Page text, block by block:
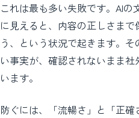
これは最も多い失敗です。AIの
に見えると、内容の正しさま
う、という状況で起きます。
い事実が、確認されないまま
います。
防ぐには、「流暢さ」と「正